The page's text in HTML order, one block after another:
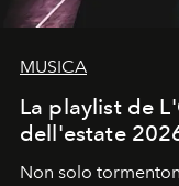
MUSICA
La playlist de
dell'estate
Non solo